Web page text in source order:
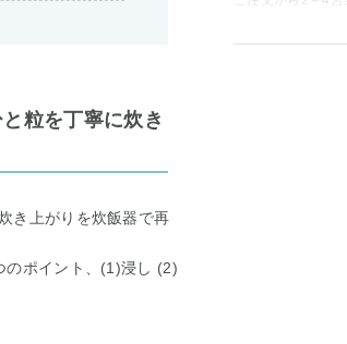
粒を丁寧に炊き
き上がりを炊飯器で再
のポイント、(1)浸し (2)